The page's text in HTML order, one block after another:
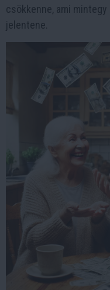
csökkenne, ami mintegy
jelentene.